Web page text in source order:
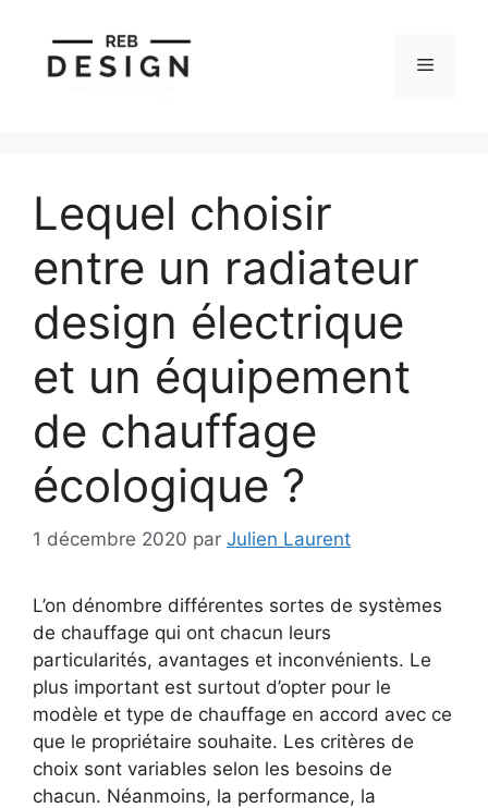
contenu
Menu
Lequel choisir
entre un radiateur
design électrique
et un équipement
de chauffage
écologique ?
1 décembre 2020 par Julien Laurent
L’on dénombre différentes sortes de systèmes
de chauffage qui ont chacun leurs
particularités, avantages et inconvénients. Le
plus important est surtout d’opter pour le
modèle et type de chauffage en accord avec ce
que le propriétaire souhaite. Les critères de
choix sont variables selon les besoins de
chacun. Néanmoins, la performance, la